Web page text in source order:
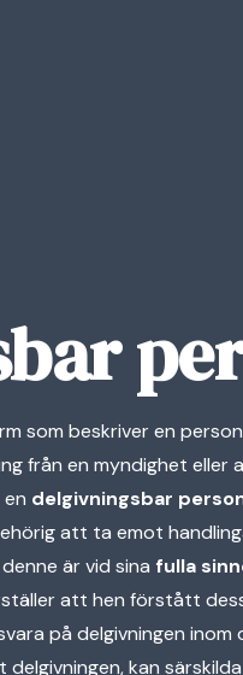
som beskriver en
från en myndighet eller
delgivningsbar
att ta emot
är vid sina fulla
att hen förstått
på delgivningen inom
kan